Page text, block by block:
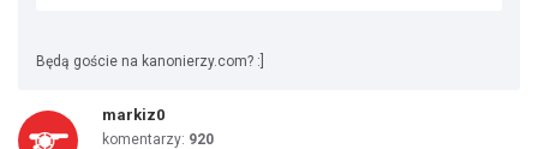
Będą goście na kanonierzy.com? :]
markiz0
komentarzy: 920